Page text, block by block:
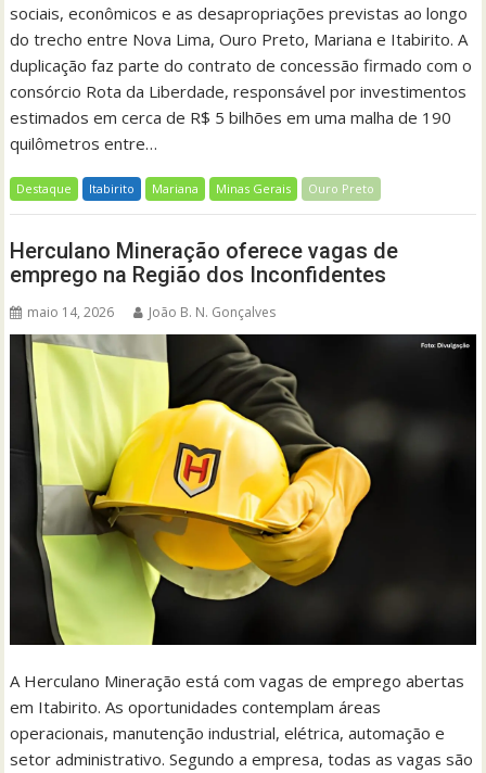
sociais, econômicos e as desapropriações previstas ao longo
do trecho entre Nova Lima, Ouro Preto, Mariana e Itabirito. A
duplicação faz parte do contrato de concessão firmado com o
consórcio Rota da Liberdade, responsável por investimentos
estimados em cerca de R$ 5 bilhões em uma malha de 190
quilômetros entre…
Destaque Itabirito Mariana Minas Gerais Ouro Preto
Herculano Mineração oferece vagas de
emprego na Região dos Inconfidentes
maio 14, 2026 João B. N. Gonçalves
A Herculano Mineração está com vagas de emprego abertas
em Itabirito. As oportunidades contemplam áreas
operacionais, manutenção industrial, elétrica, automação e
setor administrativo. Segundo a empresa, todas as vagas são